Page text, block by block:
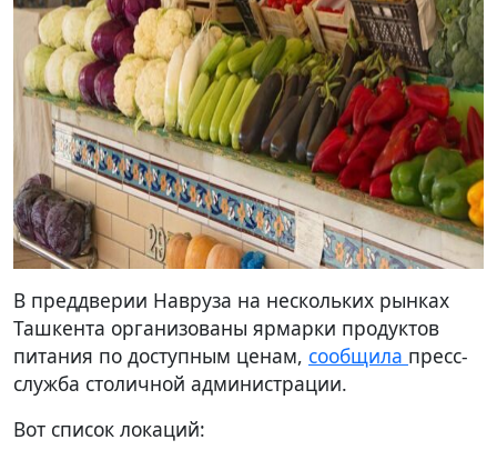
В преддверии Навруза на нескольких рынках
Ташкента организованы ярмарки продуктов
питания по доступным ценам, сообщила пресс-
служба столичной администрации.
Вот список локаций: